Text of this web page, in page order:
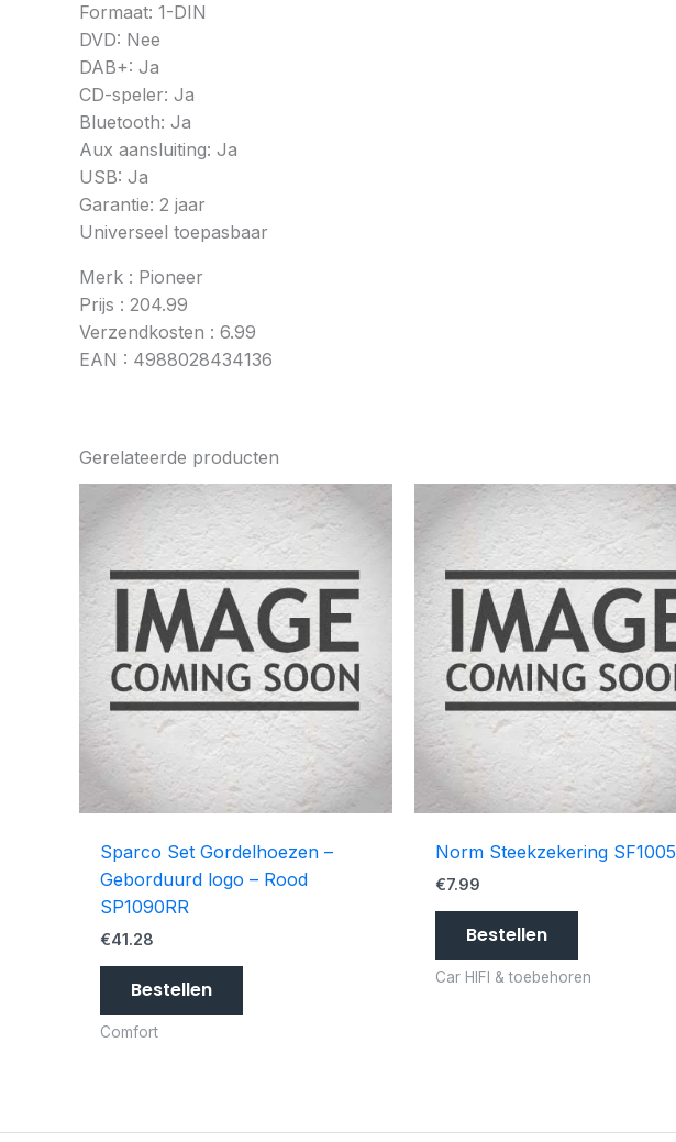
Formaat: 1-DIN
DVD: Nee
DAB+: Ja
CD-speler: Ja
Bluetooth: Ja
Aux aansluiting: Ja
USB: Ja
Garantie: 2 jaar
Universeel toepasbaar
Merk : Pioneer
Prijs : 204.99
Verzendkosten : 6.99
EAN : 4988028434136
Gerelateerde producten
Sparco Set Gordelhoezen –
Geborduurd logo – Rood
SP1090RR
€41.28
Bestellen
Comfort
Norm Steekzekering SF1005
€7.99
Bestellen
Car HIFI & toebehoren